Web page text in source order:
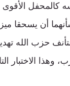
الأقوى
أن يسحقا
حزب الله
وهذا الاختبار